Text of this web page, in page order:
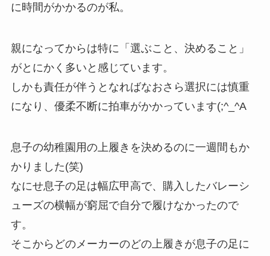
に時間がかかるのが私。
親になってからは特に「選ぶこと、決めること」
がとにかく多いと感じています。
しかも責任が伴うとなればなおさら選択には慎重
になり、優柔不断に拍車がかかっています(;^_^A
息子の幼稚園用の上履きを決めるのに一週間もか
かりました(笑)
なにせ息子の足は幅広甲高で、購入したバレーシ
ューズの横幅が窮屈で自分で履けなかったので
す。
そこからどのメーカーのどの上履きが息子の足に